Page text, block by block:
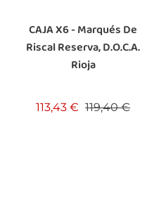
CAJA X6 - Marqués De
Riscal Reserva, D.O.C.a.
Rioja
113,43 € Precio base
119,40 €Precio